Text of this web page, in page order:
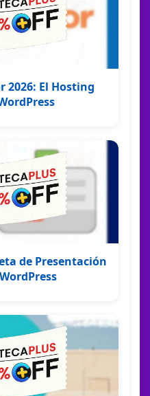
2026: El Hosting
de Presentación